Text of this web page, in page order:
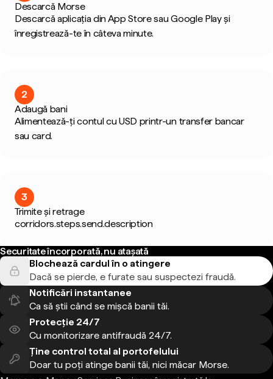
Descarcă Morse
Descarcă aplicația din App Store sau Google Play și
înregistrează-te în câteva minute.
2
Adaugă bani
Alimentează-ți contul cu USD printr-un transfer bancar
sau card.
3
Trimite și retrage
corridors.steps.send.description
Securitate încorporată, nu atașată
Blochează cardul în o atingere
Dacă se pierde, e furate sau suspectezi fraudă.
Notificări instantanee
Ca să știi când se mișcă banii tăi.
Protecție 24/7
Cu monitorizare antifraudă 24/7.
Ține control total al portofelului
Doar tu poți atinge banii tăi, nici măcar Morse.